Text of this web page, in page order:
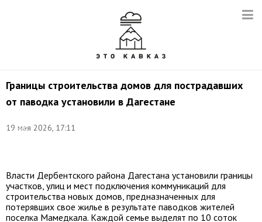
Границы строительства домов для пострадавших
от паводка установили в Дагестане
19 мая 2026, 17:11
Сергей
Власти Дербентского района Дагестана установили границы
участков, улиц и мест подключения коммуникаций для
строительства новых домов, предназначенных для
потерявших свое жилье в результате паводков жителей
поселка Мамедкала. Каждой семье выделят по 10 соток